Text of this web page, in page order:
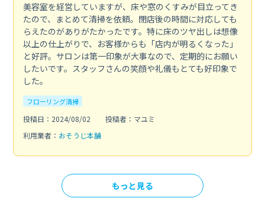
美容室を経営していますが、床や窓のくすみが目立ってき
たので、まとめて清掃を依頼。閉店後の時間に対応しても
らえたのがありがたかったです。特に床のツヤ出しは想像
以上の仕上がりで、お客様からも「店内が明るくなった」
と好評。サロンは第一印象が大事なので、定期的にお願い
したいです。スタッフさんの笑顔や礼儀もとても好印象で
した。
フローリング清掃
投稿日：2024/08/02
投稿者：マユミ
利用業者： おそうじ本舗
もっと見る